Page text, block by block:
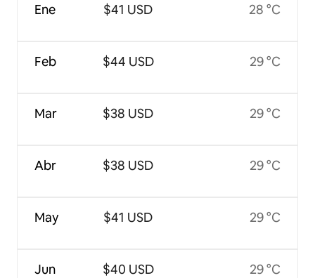
Ene
Feb
Mar
Abr
May
Jun
$41 USD
$44 USD
$38 USD
$38 USD
$41 USD
$40 USD
28 °C
29 °C
29 °C
29 °C
29 °C
29 °C